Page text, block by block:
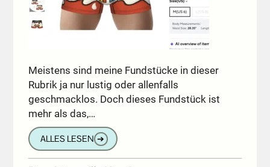
Meistens sind meine Fundstücke in dieser
Rubrik ja nur lustig oder allenfalls
geschmacklos. Doch dieses Fundstück ist
mehr als das,…
ALLES LESEN ➔